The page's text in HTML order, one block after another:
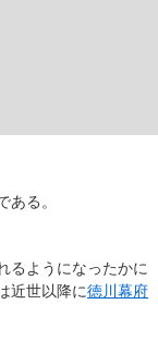
る。
るようになったかに
近世以降に徳川幕府